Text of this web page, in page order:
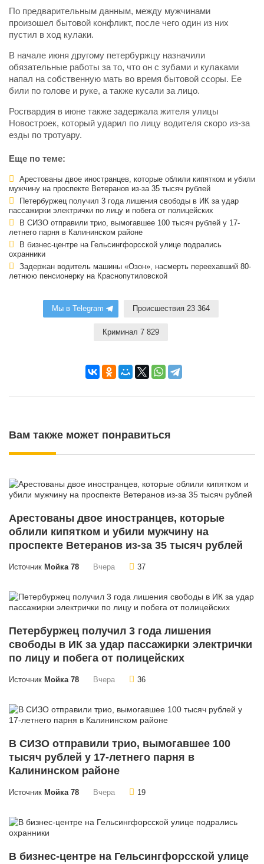
По предварительным данным, между мужчинами
произошел бытовой конфликт, после чего один из них
пустил в ход кулаки.
В начале июня другому петербуржцу назначили
обязательные работы за то, что он с зубами и кулаками
напал на собственную мать во время бытовой ссоры. Ее
били по голове и руке, а также кусали за лицо.
Росгвардия в июне также задержала жителя улицы
Новостроек, который ударил по лицу водителя скоро из-за
езды по тротуару.
Еще по теме:
Арестованы двое иностранцев, которые облили кипятком и убили
мужчину на проспекте Ветеранов из-за 35 тысяч рублей
Петербуржец получил 3 года лишения свободы в ИК за удар
пассажирки электрички по лицу и побега от полицейских
В СИЗО отправили трио, вымогавшее 100 тысяч рублей у 17-
летнего парня в Калининском районе
В бизнес-центре на Гельсингфорсской улице подрались
охранники
Задержан водитель машины «Озон», насмерть переехавший 80-
летнюю пенсионерку на Краснопутиловской
Мы в Telegram Происшествия 23 364
Криминал 7 829
Вам также может понравиться
Арестованы двое иностранцев, которые
облили кипятком и убили мужчину на
проспекте Ветеранов из-за 35 тысяч рублей
Источник Мойка 78 Вчера 37
Петербуржец получил 3 года лишения
свободы в ИК за удар пассажирки электрички
по лицу и побега от полицейских
Источник Мойка 78 Вчера 36
В СИЗО отправили трио, вымогавшее 100
тысяч рублей у 17-летнего парня в
Калининском районе
Источник Мойка 78 Вчера 19
В бизнес-центре на Гельсингфорсской улице